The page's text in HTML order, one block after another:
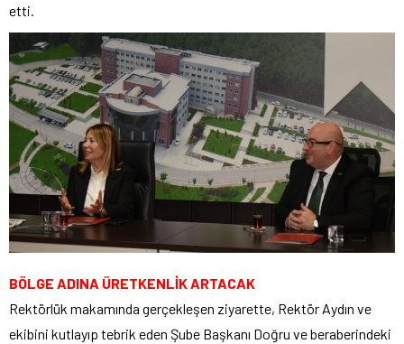
etti.
BÖLGE ADINA ÜRETKENLİK ARTACAK
Rektörlük makamında gerçekleşen ziyarette, Rektör Aydın ve
ekibini kutlayıp tebrik eden Şube Başkanı Doğru ve beraberindeki